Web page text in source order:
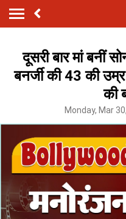
दूसरी बार मां बनीं
बनर्जी की 43 की
की
Monday, Mar